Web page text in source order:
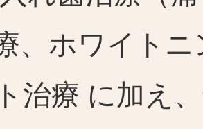
、ホワイト
治療 に加え